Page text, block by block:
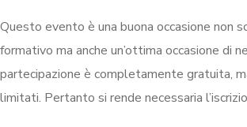
Questo evento è una buona occasione non
formativo ma anche un’ottima occasione di
partecipazione è completamente gratuita,
limitati. Pertanto si rende necessaria